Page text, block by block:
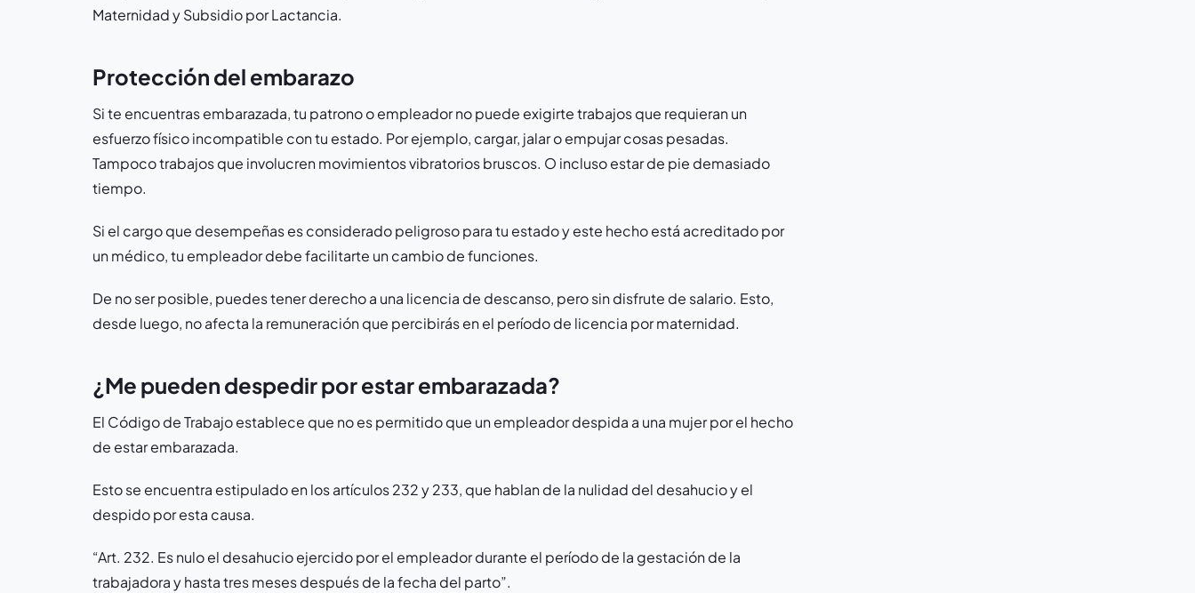
Maternidad y Subsidio por Lactancia.
Protección del embarazo
Si te encuentras embarazada, tu patrono o empleador no puede exigirte trabajos que requieran un
esfuerzo físico incompatible con tu estado. Por ejemplo, cargar, jalar o empujar cosas pesadas.
Tampoco trabajos que involucren movimientos vibratorios bruscos. O incluso estar de pie demasiado
tiempo.
Si el cargo que desempeñas es considerado peligroso para tu estado y este hecho está acreditado por
un médico, tu empleador debe facilitarte un cambio de funciones.
De no ser posible, puedes tener derecho a una licencia de descanso, pero sin disfrute de salario. Esto,
desde luego, no afecta la remuneración que percibirás en el período de licencia por maternidad.
¿Me pueden despedir por estar embarazada?
El Código de Trabajo establece que no es permitido que un empleador despida a una mujer por el hecho
de estar embarazada.
Esto se encuentra estipulado en los artículos 232 y 233, que hablan de la nulidad del desahucio y el
despido por esta causa.
“Art. 232. Es nulo el desahucio ejercido por el empleador durante el período de la gestación de la
trabajadora y hasta tres meses después de la fecha del parto”.